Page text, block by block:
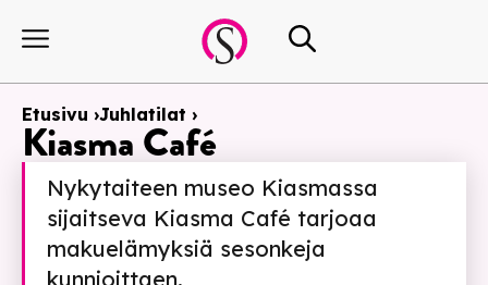
Etusivu ›Juhlatilat ›
Kiasma Café
Nykytaiteen museo Kiasmassa
sijaitseva Kiasma Café tarjoaa
makuelämyksiä sesonkeja
kunnioittaen.